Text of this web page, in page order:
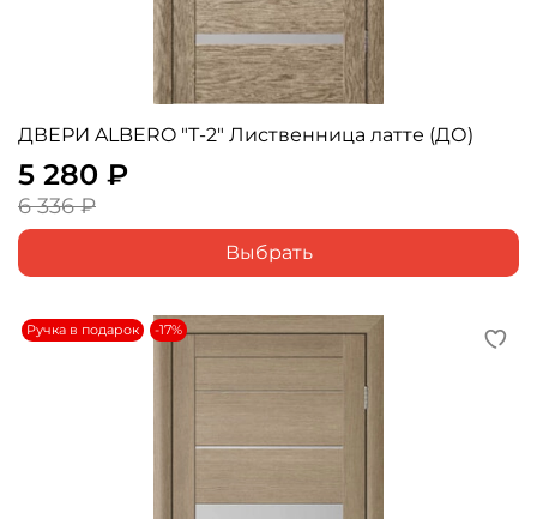
ДВЕРИ ALBERO "Т-2" Лиственница латте (ДО)
5 280 ₽
6 336 ₽
Выбрать
Ручка в подарок -17%